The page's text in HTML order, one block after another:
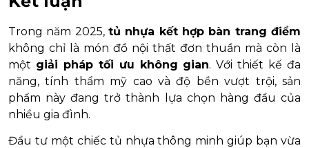
Trong năm 2025, tủ nhựa kết hợp bàn trang điểm
không chỉ là món đồ nội thất đơn thuần mà còn là
một giải pháp tối ưu không gian. Với thiết kế đa
năng, tính thẩm mỹ cao và độ bền vượt trội, sản
phẩm này đang trở thành lựa chọn hàng đầu của
nhiều gia đình.
Đầu tư một chiếc tủ nhựa thông minh giúp bạn vừa